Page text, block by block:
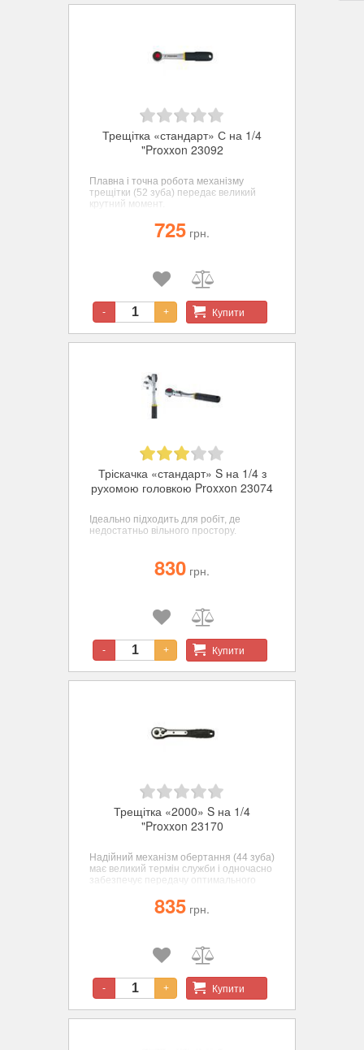
Трещітка «стандарт» С на 1/4
"Proxxon 23092
Плавна і точна робота механізму
трещітки (52 зуба) передає великий
крутний момент.
725 грн.
- + Купити
Тріскачка «стандарт» S на 1/4 з
рухомою головкою Proxxon 23074
Ідеально підходить для робіт, де
недостатньо вільного простору.
830 грн.
- + Купити
Трещітка «2000» S на 1/4
"Proxxon 23170
Надійний механізм обертання (44 зуба)
має великий термін служби і одночасно
забезпечує передачу оптимального
835 грн.
- + Купити